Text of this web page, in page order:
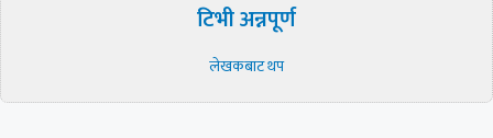
टिभी अन्नपूर्ण
लेखकबाट थप